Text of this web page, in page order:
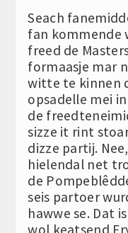
Seach
fan kommende
freed de
formaasje mar
witte te kinnen
opsadelle mei
de
sizze it rint
dizze partij.
hielendal net
de
seis partoer
hawwe se. Dat
wol keatsend